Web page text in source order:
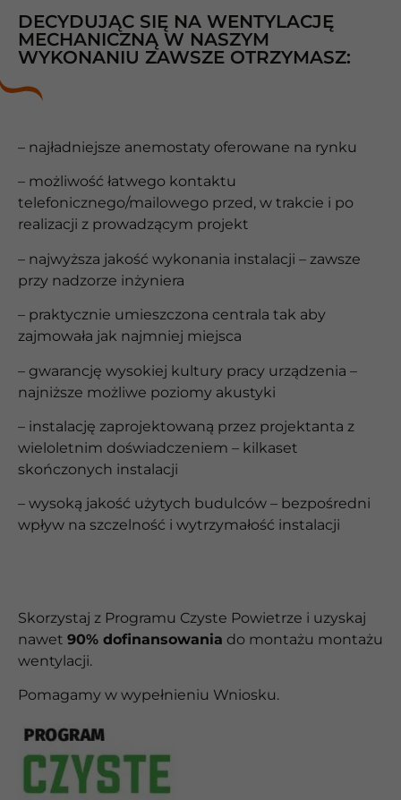
DECYDUJĄC SIĘ NA WENTYLACJĘ
MECHANICZNĄ W NASZYM
WYKONANIU ZAWSZE OTRZYMASZ:
– najładniejsze anemostaty oferowane na rynku
– możliwość łatwego kontaktu
telefonicznego/mailowego przed, w trakcie i po
realizacji z prowadzącym projekt
– najwyższa jakość wykonania instalacji – zawsze
przy nadzorze inżyniera
– praktycznie umieszczona centrala tak aby
zajmowała jak najmniej miejsca
– gwarancję wysokiej kultury pracy urządzenia –
najniższe możliwe poziomy akustyki
– instalację zaprojektowaną przez projektanta z
wieloletnim doświadczeniem – kilkaset
skończonych instalacji
– wysoką jakość użytych budulców – bezpośredni
wpływ na szczelność i wytrzymałość instalacji
Skorzystaj z Programu Czyste Powietrze i uzyskaj
nawet 90% dofinansowania do montażu montażu
wentylacji.
Pomagamy w wypełnieniu Wniosku.